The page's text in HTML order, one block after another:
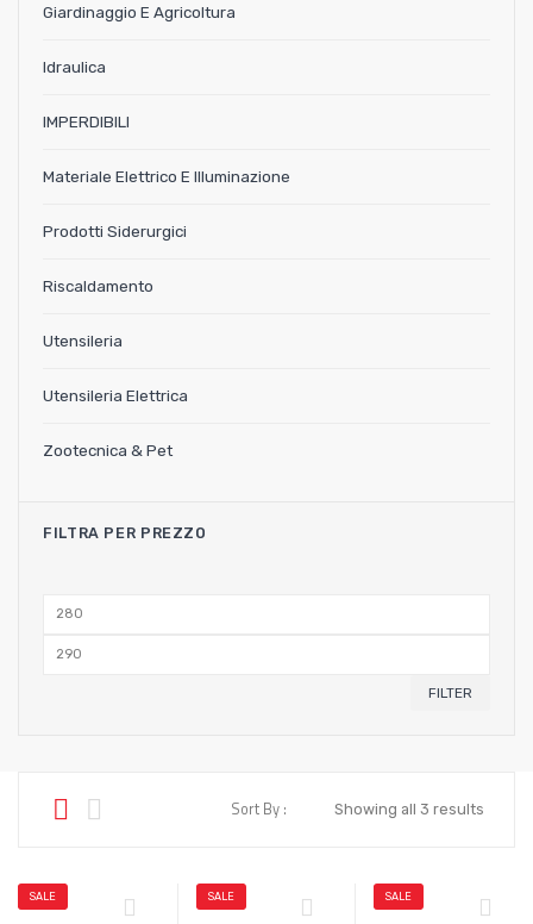
Giardinaggio E Agricoltura
Idraulica
IMPERDIBILI
Materiale Elettrico E Illuminazione
Prodotti Siderurgici
Riscaldamento
Utensileria
Utensileria Elettrica
Zootecnica & Pet
FILTRA PER PREZZO
Min
Max
FILTER
Showing all 3 results
Sort By :
SALE SALE SALE